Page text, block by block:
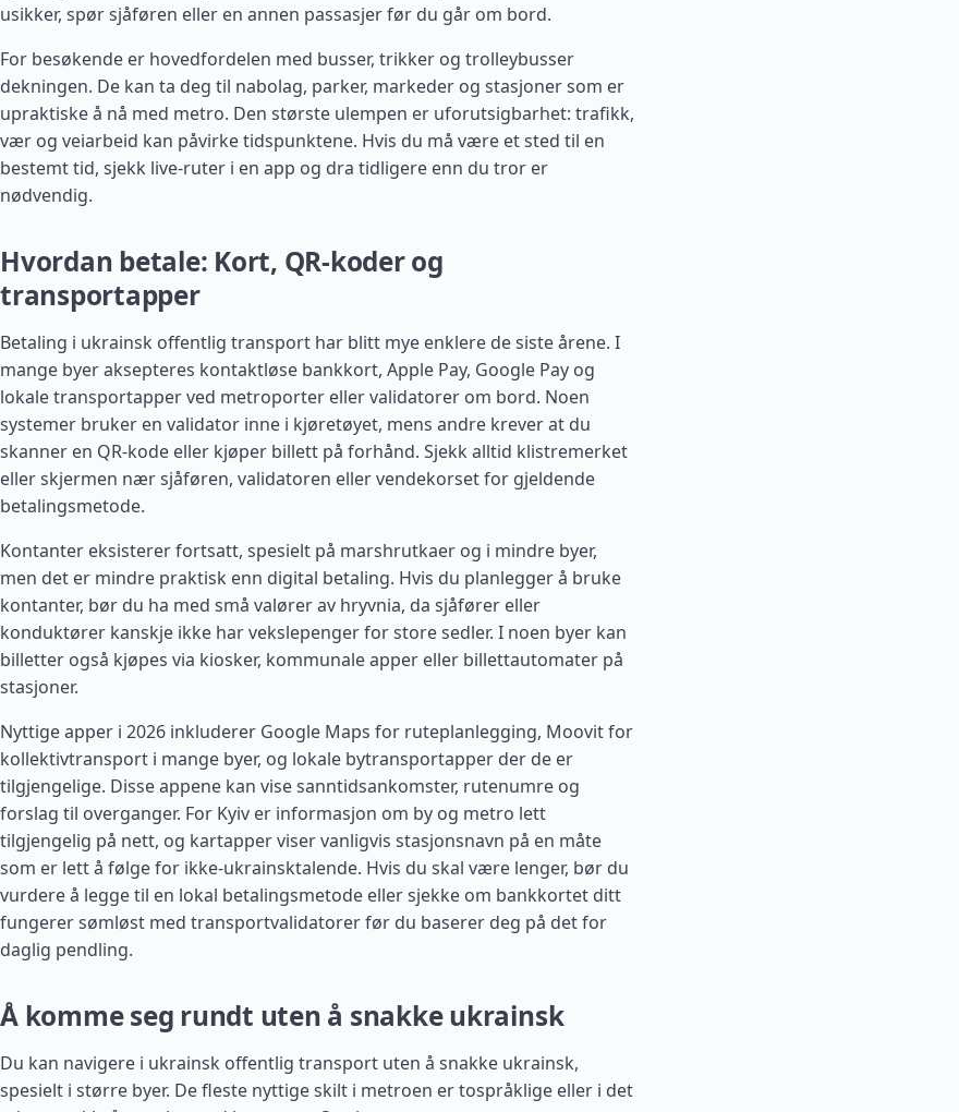
usikker, spør sjåføren eller en annen passasjer før du går om bord.
For besøkende er hovedfordelen med busser, trikker og trolleybusser
dekningen. De kan ta deg til nabolag, parker, markeder og stasjoner som er
upraktiske å nå med metro. Den største ulempen er uforutsigbarhet: trafikk,
vær og veiarbeid kan påvirke tidspunktene. Hvis du må være et sted til en
bestemt tid, sjekk live-ruter i en app og dra tidligere enn du tror er
nødvendig.
Hvordan betale: Kort, QR-koder og
transportapper
Betaling i ukrainsk offentlig transport har blitt mye enklere de siste årene. I
mange byer aksepteres kontaktløse bankkort, Apple Pay, Google Pay og
lokale transportapper ved metroporter eller validatorer om bord. Noen
systemer bruker en validator inne i kjøretøyet, mens andre krever at du
skanner en QR-kode eller kjøper billett på forhånd. Sjekk alltid klistremerket
eller skjermen nær sjåføren, validatoren eller vendekorset for gjeldende
betalingsmetode.
Kontanter eksisterer fortsatt, spesielt på marshrutkaer og i mindre byer,
men det er mindre praktisk enn digital betaling. Hvis du planlegger å bruke
kontanter, bør du ha med små valører av hryvnia, da sjåfører eller
konduktører kanskje ikke har vekslepenger for store sedler. I noen byer kan
billetter også kjøpes via kiosker, kommunale apper eller billettautomater på
stasjoner.
Nyttige apper i 2026 inkluderer Google Maps for ruteplanlegging, Moovit for
kollektivtransport i mange byer, og lokale bytransportapper der de er
tilgjengelige. Disse appene kan vise sanntidsankomster, rutenumre og
forslag til overganger. For Kyiv er informasjon om by og metro lett
tilgjengelig på nett, og kartapper viser vanligvis stasjonsnavn på en måte
som er lett å følge for ikke-ukrainsktalende. Hvis du skal være lenger, bør du
vurdere å legge til en lokal betalingsmetode eller sjekke om bankkortet ditt
fungerer sømløst med transportvalidatorer før du baserer deg på det for
daglig pendling.
Å komme seg rundt uten å snakke ukrainsk
Du kan navigere i ukrainsk offentlig transport uten å snakke ukrainsk,
spesielt i større byer. De fleste nyttige skilt i metroen er tospråklige eller i det